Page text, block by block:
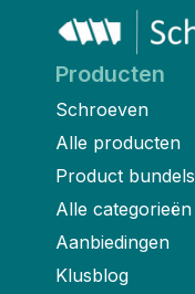
Producten
Schroeven
Alle producten
Product bundels
Alle categorieën
Aanbiedingen
Klusblog